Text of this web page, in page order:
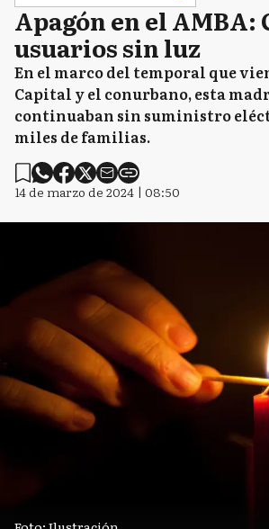
MC Mar Chiquita
M Monte
N Necochea
P
P Pinamar
R
Apagón en el AMBA:
usuarios sin luz
En el marco del temporal que
Capital y el conurbano, esta
continuaban sin suministro
miles de familias.
14 de marzo de 2024 | 08:50